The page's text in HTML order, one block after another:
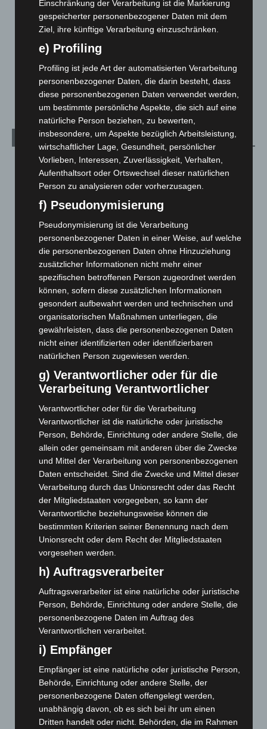
Leserbriefe
Menschen
Über uns
Veranstaltungen
1.887
Archiv
August 2026(9)
Juli 2026
Juni 2026(139)
April 2026(99)
März 2026(115)
Januar 2026 (122)
Dezember 2025(103)
November 2025
(114)
Oktober 2025(112)
September 2025 (93)
August 2025(90)
Juli 2025(90)
Juni 2025(103)
Mai 2025(112)
April 2025 (88)
Februar 2025(96)
Januar 2025(88)
Dezember 2024
(89)
November 2024(94)
Oktober 2024(93)
September 2024(112)
August 2024(107)
Juli 2024(89)
Juni 2024(107)
Mai 2024(149)
April 2024(102)
März 2024(103)
Februar 2024(103)
Januar 2024 (111)
Einschränkung der Verarbeitung ist die Markierung
gespeicherter personenbezogener Daten mit dem
Ziel, ihre künftige Verarbeitung einzuschränken.
e) Profiling
Profiling ist jede Art der automatisierten Verarbeitung
personenbezogener Daten, die darin besteht, dass
diese personenbezogenen Daten verwendet werden,
um bestimmte persönliche Aspekte, die sich auf eine
natürliche Person beziehen, zu bewerten,
insbesondere, um Aspekte bezüglich Arbeitsleistung,
wirtschaftlicher Lage, Gesundheit, persönlicher
Vorlieben, Interessen, Zuverlässigkeit, Verhalten,
Aufenthaltsort oder Ortswechsel dieser natürlichen
Person zu analysieren oder vorherzusagen.
f) Pseudonymisierung
Pseudonymisierung ist die Verarbeitung
personenbezogener Daten in einer Weise, auf welche
die personenbezogenen Daten ohne Hinzuziehung
zusätzlicher Informationen nicht mehr einer
spezifischen betroffenen Person zugeordnet werden
können, sofern diese zusätzlichen Informationen
gesondert aufbewahrt werden und technischen und
organisatorischen Maßnahmen unterliegen, die
gewährleisten, dass die personenbezogenen Daten
nicht einer identifizierten oder identifizierbaren
natürlichen Person zugewiesen werden.
g) Verantwortlicher oder für die
Verarbeitung Verantwortlicher
Verantwortlicher oder für die Verarbeitung
Verantwortlicher ist die natürliche oder juristische
Person, Behörde, Einrichtung oder andere Stelle, die
allein oder gemeinsam mit anderen über die Zwecke
und Mittel der Verarbeitung von personenbezogenen
Daten entscheidet. Sind die Zwecke und Mittel dieser
Verarbeitung durch das Unionsrecht oder das Recht
der Mitgliedstaaten vorgegeben, so kann der
Verantwortliche beziehungsweise können die
bestimmten Kriterien seiner Benennung nach dem
Unionsrecht oder dem Recht der Mitgliedstaaten
vorgesehen werden.
h) Auftragsverarbeiter
Auftragsverarbeiter ist eine natürliche oder juristische
Person, Behörde, Einrichtung oder andere Stelle, die
personenbezogene Daten im Auftrag des
Verantwortlichen verarbeitet.
i) Empfänger
Empfänger ist eine natürliche oder juristische Person,
Behörde, Einrichtung oder andere Stelle, der
personenbezogene Daten offengelegt werden,
unabhängig davon, ob es sich bei ihr um einen
Dritten handelt oder nicht. Behörden, die im Rahmen